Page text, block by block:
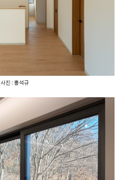
사진 : 홍석규